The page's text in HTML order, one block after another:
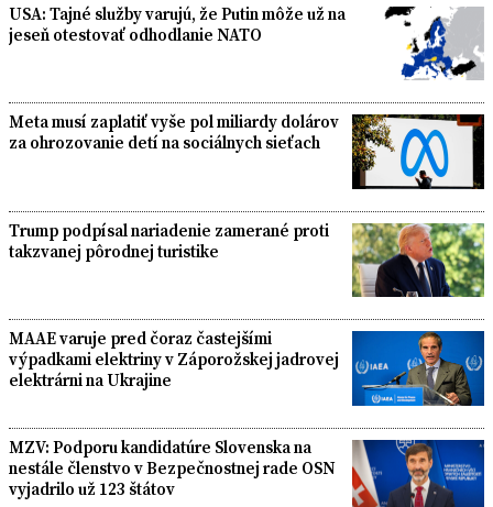
USA: Tajné služby varujú, že Putin môže už na
jeseň otestovať odhodlanie NATO
Meta musí zaplatiť vyše pol miliardy dolárov
za ohrozovanie detí na sociálnych sieťach
Trump podpísal nariadenie zamerané proti
takzvanej pôrodnej turistike
MAAE varuje pred čoraz častejšími
výpadkami elektriny v Záporožskej jadrovej
elektrárni na Ukrajine
MZV: Podporu kandidatúre Slovenska na
nestále členstvo v Bezpečnostnej rade OSN
vyjadrilo už 123 štátov